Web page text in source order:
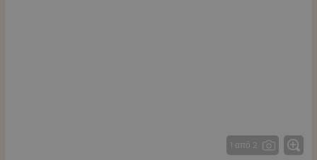
1 από 2